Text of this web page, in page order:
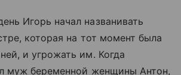
Игорь начал названивать
которая на тот момент была
и угрожать им. Когда
муж беременной женщины Антон,